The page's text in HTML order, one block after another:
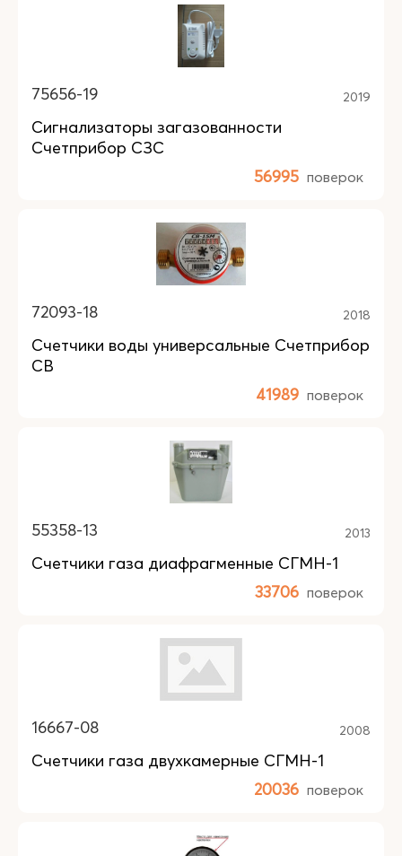
75656-19 2019
Сигнализаторы загазованности
Счетприбор СЗС
56995 поверок
72093-18 2018
Счетчики воды универсальные Счетприбор
СВ
41989 поверок
55358-13 2013
Счетчики газа диафрагменные СГМН-1
33706 поверок
16667-08 2008
Счетчики газа двухкамерные СГМН-1
20036 поверок